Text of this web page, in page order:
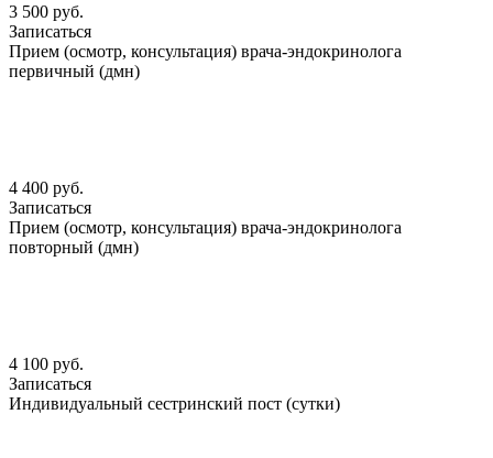
3 500 руб.
Записаться
Прием (осмотр, консультация) врача-эндокринолога
первичный (дмн)
4 400 руб.
Записаться
Прием (осмотр, консультация) врача-эндокринолога
повторный (дмн)
4 100 руб.
Записаться
Индивидуальный сестринский пост (сутки)